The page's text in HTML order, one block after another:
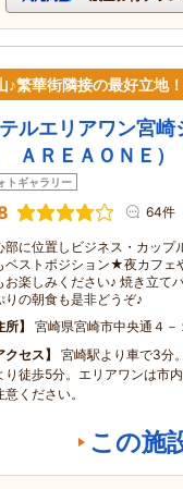
♪繁華街隣接の最好立地！
ルエリアワン宮崎
ＡＲＥＡＯＮＥ）
トギャラリー
64件
部に位置しビジネス・カップ
ベストポジション★夜カフェ
お楽しみください♪ 焼き立て
りの朝食も是非どうぞ♪
所
宮崎県宮崎市中央通４－
クセス
宮崎駅より車で3分
り徒歩5分。エリアワンは市
意ください。
この施